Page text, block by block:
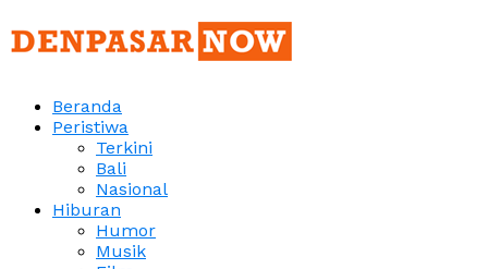
Beranda
Peristiwa
Terkini
Bali
Nasional
Hiburan
Humor
Musik